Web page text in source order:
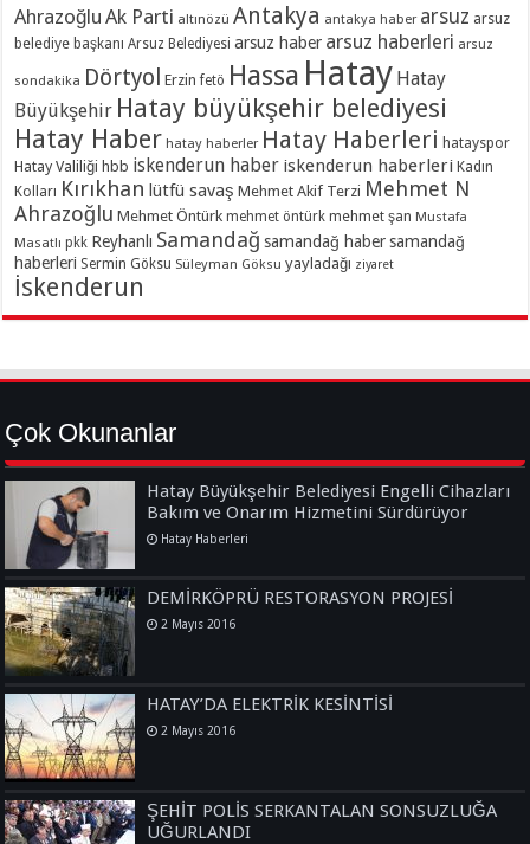
Ahrazoğlu Ak Parti altınözü Antakya antakya haber arsuz arsuz
belediye başkanı Arsuz Belediyesi arsuz haber arsuz haberleri arsuz
sondakika Dörtyol Erzin fetö Hassa Hatay Hatay
Büyükşehir Hatay büyükşehir belediyesi
Hatay Haber hatay haberler Hatay Haberleri hatayspor
Hatay Valiliği hbb iskenderun haber iskenderun haberleri Kadın
Kolları Kırıkhan lütfü savaş Mehmet Akif Terzi Mehmet N
Ahrazoğlu Mehmet Öntürk mehmet öntürk mehmet şan Mustafa
Masatlı pkk Reyhanlı Samandağ samandağ haber samandağ
haberleri Sermin Göksu Süleyman Göksu yayladağı ziyaret
İskenderun
Çok Okunanlar
Hatay Büyükşehir Belediyesi Engelli Cihazları
Bakım ve Onarım Hizmetini Sürdürüyor
Hatay Haberleri
DEMİRKÖPRÜ RESTORASYON PROJESİ
2 Mayıs 2016
HATAY’DA ELEKTRİK KESİNTİSİ
2 Mayıs 2016
ŞEHİT POLİS SERKANTALAN SONSUZLUĞA
UĞURLANDI